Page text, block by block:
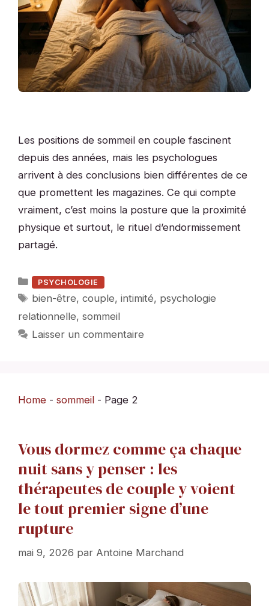
Les positions de sommeil en couple fascinent
depuis des années, mais les psychologues
arrivent à des conclusions bien différentes de ce
que promettent les magazines. Ce qui compte
vraiment, c’est moins la posture que la proximité
physique et surtout, le rituel d’endormissement
partagé.
Catégories
PSYCHOLOGIE
Étiquettes
bien-être,couple,intimité, psychologie
relationnelle, sommeil
Laisser un commentaire
Home - sommeil - Page 2
Vous dormez comme ça chaque
nuit sans y penser : les
thérapeutes de couple y voient
le tout premier signe d’une
rupture
mai 9, 2026 par Antoine Marchand